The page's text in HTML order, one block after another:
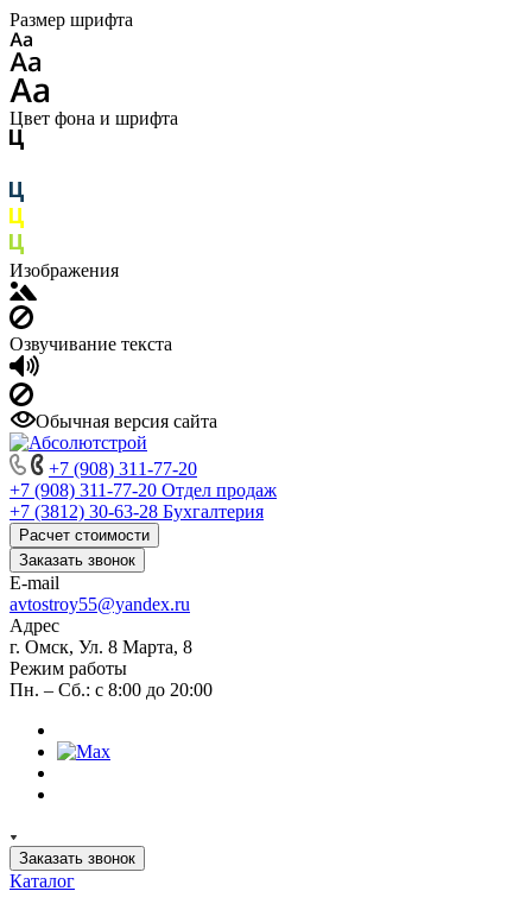
Размер шрифта
Цвет фона и шрифта
Изображения
Озвучивание текста
Обычная версия сайта
+7 (908) 311-77-20
+7 (908) 311-77-20 Отдел продаж
+7 (3812) 30-63-28 Бухгалтерия
Расчет стоимости
Заказать звонок
E-mail
avtostroy55@yandex.ru
Адрес
г. Омск, Ул. 8 Марта, 8
Режим работы
Пн. – Сб.: с 8:00 до 20:00
Заказать звонок
Каталог